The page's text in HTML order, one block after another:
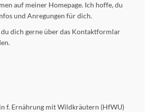
auf meiner Homepage. Ich hoffe, du
und Anregungen für dich.
du dich gerne über das Kontaktformlar
f. Ernährung mit Wildkräutern (HfWU)